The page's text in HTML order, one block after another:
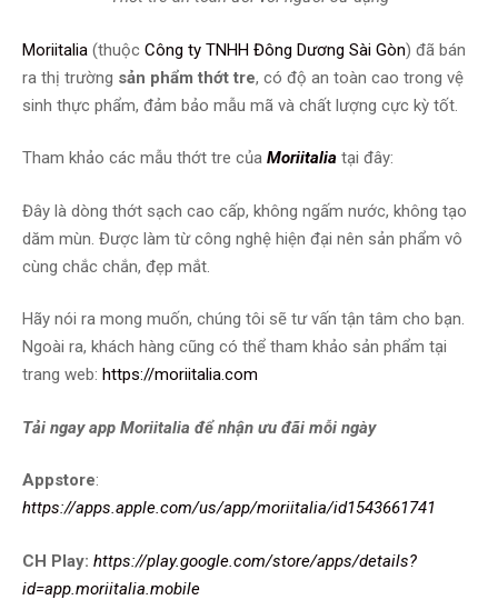
Moriitalia (thuộc Công ty TNHH Đông Dương Sài Gòn) đã bán
ra thị trường sản phẩm thớt tre, có độ an toàn cao trong vệ
sinh thực phẩm, đảm bảo mẫu mã và chất lượng cực kỳ tốt.
Tham khảo các mẫu thớt tre của Moriitalia tại đây:
Đây là dòng thớt sạch cao cấp, không ngấm nước, không tạo
dăm mùn. Được làm từ công nghệ hiện đại nên sản phẩm vô
cùng chắc chắn, đẹp mắt.
Hãy nói ra mong muốn, chúng tôi sẽ tư vấn tận tâm cho bạn.
Ngoài ra, khách hàng cũng có thể tham khảo sản phẩm tại
trang web: https://moriitalia.com
Tải ngay app Moriitalia để nhận ưu đãi mỗi ngày
Appstore:
https://apps.apple.com/us/app/moriitalia/id1543661741
CH Play: https://play.google.com/store/apps/details?
id=app.moriitalia.mobile